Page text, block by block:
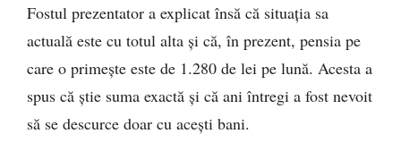
Fostul prezentator a explicat însă că situația sa
actuală este cu totul alta și că, în prezent, pensia pe
care o primește este de 1.280 de lei pe lună. Acesta a
spus că știe suma exactă și că ani întregi a fost nevoit
să se descurce doar cu acești bani.